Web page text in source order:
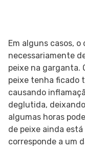
Em alguns casos,
necessariamente
peixe na garganta.
peixe tenha ficado
causando
deglutida,
algumas horas
de peixe ainda
corresponde a um